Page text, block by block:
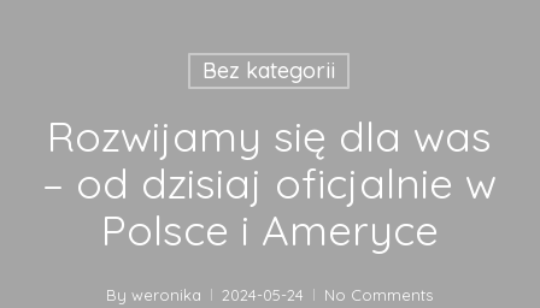
Bez kategorii
Rozwijamy się dla was
– od dzisiaj oficjalnie w
Polsce i Ameryce
By weronika 2024-05-24 No Comments